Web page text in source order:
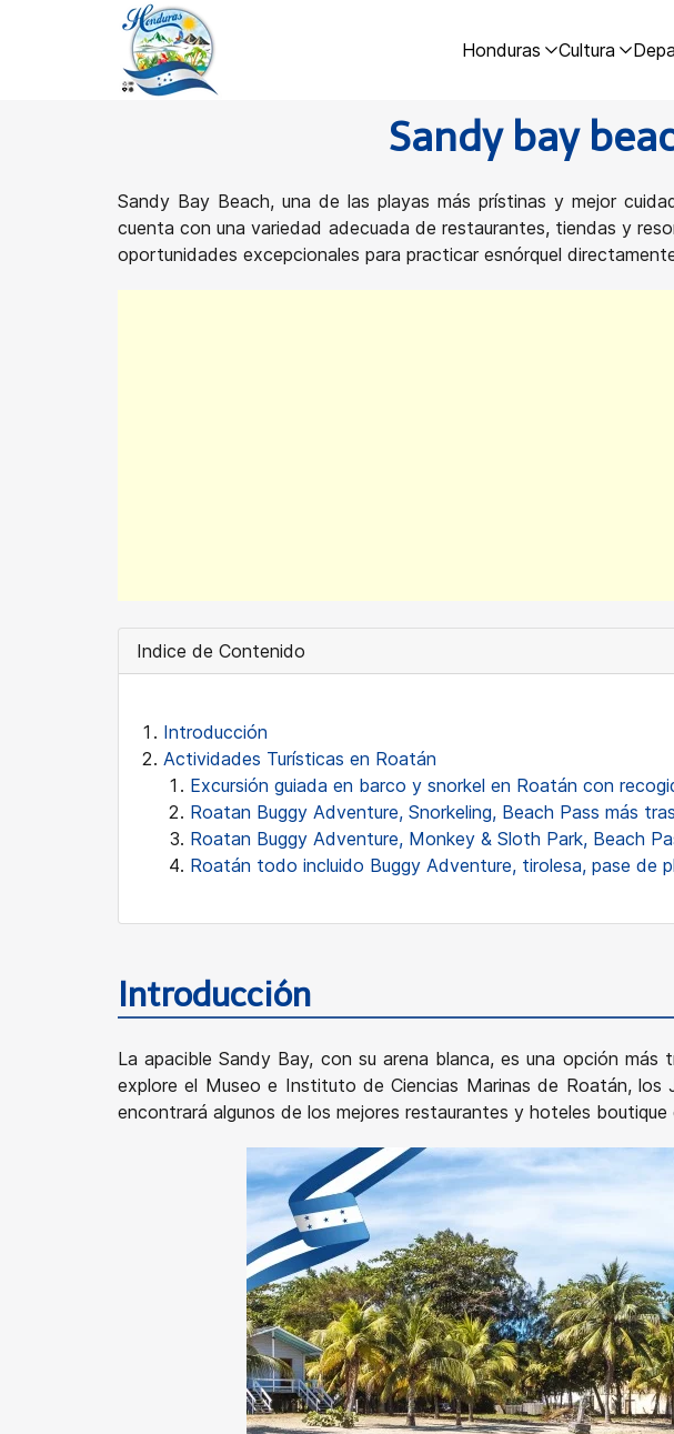
Honduras Cultura
Sandy bay
Sandy Bay Beach, una de las playas más prístinas y mejor
cuenta con una variedad adecuada de restaurantes, tiendas y
oportunidades excepcionales para practicar esnórquel
Indice de Contenido
Introducción
Actividades Turísticas en Roatán
Excursión guiada en barco y snorkel en Roatán con
Roatan Buggy Adventure, Snorkeling, Beach Pass más
Roatan Buggy Adventure, Monkey & Sloth Park, Beach
Roatán todo incluido Buggy Adventure, tirolesa, pase de
Introducción
La apacible Sandy Bay, con su arena blanca, es una opción
explore el Museo e Instituto de Ciencias Marinas de Roatán,
encontrará algunos de los mejores restaurantes y hoteles boutique